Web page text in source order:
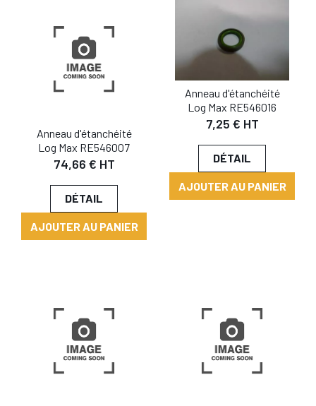
Anneau d'étanchéité
Log Max RE546007
74,66 € HT
DÉTAIL
AJOUTER AU PANIER
Anneau d'étanchéité
Log Max RE546016
7,25 € HT
DÉTAIL
AJOUTER AU PANIER